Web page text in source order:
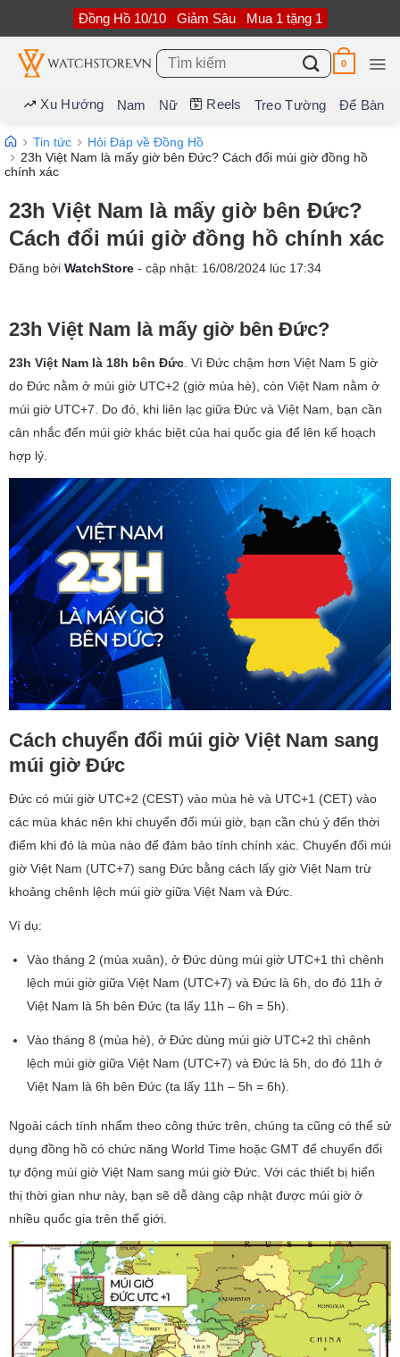
nội
dung
Đồng Hồ 10/10 Giảm Sâu Mua 1 tặng 1
Tìm
kiếm:
0
Xu Hướng Nam Nữ Reels Treo Tường Để Bàn
Tin tức
Hỏi Đáp về Đồng Hồ
23h Việt Nam là mấy giờ bên Đức? Cách đổi múi giờ đồng hồ
chính xác
23h Việt Nam là mấy giờ bên Đức?
Cách đổi múi giờ đồng hồ chính xác
Đăng bởi WatchStore - cập nhật: 16/08/2024 lúc 17:34
23h Việt Nam là mấy giờ bên Đức?
23h Việt Nam là 18h bên Đức . Vì Đức chậm hơn Việt Nam 5 giờ
do Đức nằm ở múi giờ UTC+2 (giờ mùa hè), còn Việt Nam nằm ở
múi giờ UTC+7. Do đó, khi liên lạc giữa Đức và Việt Nam, bạn cần
cân nhắc đến múi giờ khác biệt của hai quốc gia để lên kế hoạch
hợp lý.
Cách chuyển đổi múi giờ Việt Nam sang
múi giờ Đức
Đức có múi giờ UTC+2 (CEST) vào mùa hè và UTC+1 (CET) vào
các mùa khác nên khi chuyển đổi múi giờ, bạn cần chú ý đến thời
điểm khi đó là mùa nào để đảm bảo tính chính xác. Chuyển đổi múi
giờ Việt Nam (UTC+7) sang Đức bằng cách lấy giờ Việt Nam trừ
khoảng chênh lệch múi giờ giữa Việt Nam và Đức.
Ví dụ:
Vào tháng 2 (mùa xuân), ở Đức dùng múi giờ UTC+1 thì chênh
lệch múi giờ giữa Việt Nam (UTC+7) và Đức là 6h, do đó 11h ở
Việt Nam là 5h bên Đức (ta lấy 11h – 6h = 5h).
Vào tháng 8 (mùa hè), ở Đức dùng múi giờ UTC+2 thì chênh
lệch múi giờ giữa Việt Nam (UTC+7) và Đức là 5h, do đó 11h ở
Việt Nam là 6h bên Đức (ta lấy 11h – 5h = 6h).
Ngoài cách tính nhẩm theo công thức trên, chúng ta cũng có thể sử
dụng đồng hồ có chức năng World Time hoặc GMT để chuyển đổi
tự động múi giờ Việt Nam sang múi giờ Đức. Với các thiết bị hiển
thị thời gian như này, bạn sẽ dễ dàng cập nhật được múi giờ ở
nhiều quốc gia trên thế giới.